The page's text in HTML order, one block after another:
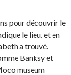
pour découvrir le
le lieu, et en
a trouvé.
Banksy et
museum